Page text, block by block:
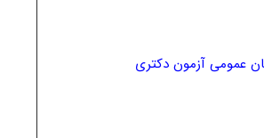
عمومی آزمون دکتری